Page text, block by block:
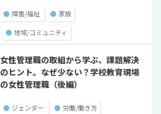
● 障害/福祉 ● 家族
● 地域/コミュニティ
女性管理職の取組から学ぶ、課題解決
のヒント。なぜ少ない？学校教育現場
の女性管理職（後編）
● ジェンダー ● 労働/働き方